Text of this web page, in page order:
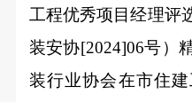
工程优秀项目经理评
装安协[2024]06号）
装行业协会在市住